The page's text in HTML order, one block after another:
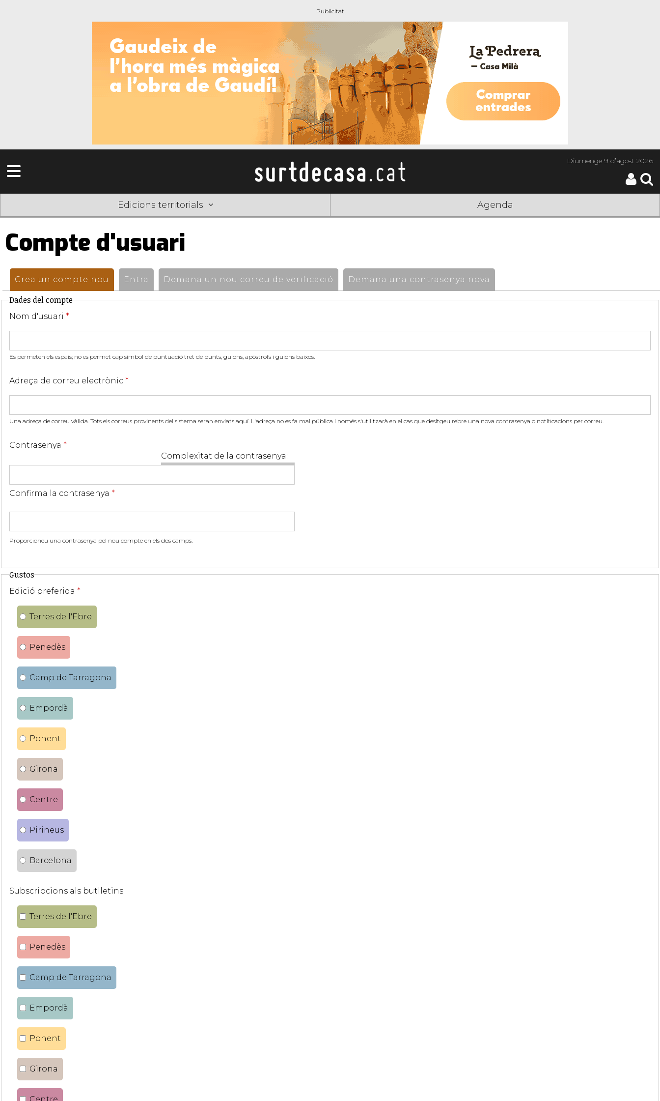
Diumenge9 d’agost 2026
Edicions territorials Agenda
Compte d'usuari
Pestanyes
primàries
Crea un compte nou (pestanya activa)
Entra Demana un nou correu de verificació Demana una contrasenya nova
Dades del compte
Nom d'usuari *
Es permeten els espais; no es permet cap símbol de puntuació tret de punts, guions, apòstrofs i guions baixos.
Adreça de correu electrònic *
Una adreça de correu vàlida. Tots els correus provinents del sistema seran enviats aquí. L'adreça no es fa mai pública i només s'utilitzarà en el cas que desitgeu rebre una nova contrasenya o notificacions per correu.
Complexitat de la contrasenya:
Contrasenya *
Confirma la contrasenya *
Proporcioneu una contrasenya pel nou compte en els dos camps.
Gustos
Edició preferida *
Terres de l'Ebre
Penedès
Camp de Tarragona
Empordà
Ponent
Girona
Centre
Pirineus
Barcelona
Subscripcions als butlletins
Terres de l'Ebre
Penedès
Camp de Tarragona
Empordà
Ponent
Girona